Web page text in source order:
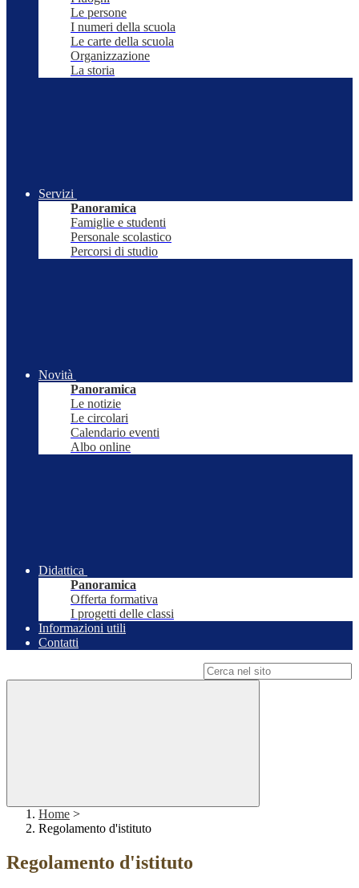
Le persone
I numeri della scuola
Le carte della scuola
Organizzazione
La storia
Servizi
Panoramica
Famiglie e studenti
Personale scolastico
Percorsi di studio
Novità
Panoramica
Le notizie
Le circolari
Calendario eventi
Albo online
Didattica
Panoramica
Offerta formativa
I progetti delle classi
Informazioni utili
Contatti
Home >
Regolamento d'istituto
Regolamento d'istituto